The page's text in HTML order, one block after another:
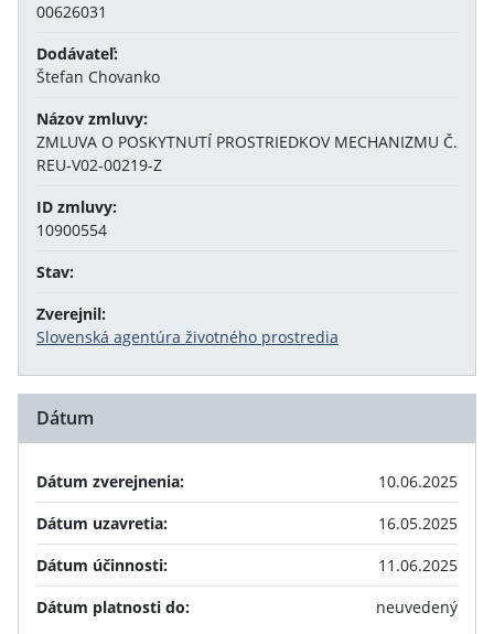
00626031
Dodávateľ:
Štefan Chovanko
Názov zmluvy:
ZMLUVA O POSKYTNUTÍ PROSTRIEDKOV MECHANIZMU Č.
REU-V02-00219-Z
ID zmluvy:
10900554
Stav:
Zverejnil:
Slovenská agentúra životného prostredia
Dátum
Dátum zverejnenia:
10.06.2025
Dátum uzavretia:
16.05.2025
Dátum účinnosti:
11.06.2025
Dátum platnosti do:
neuvedený